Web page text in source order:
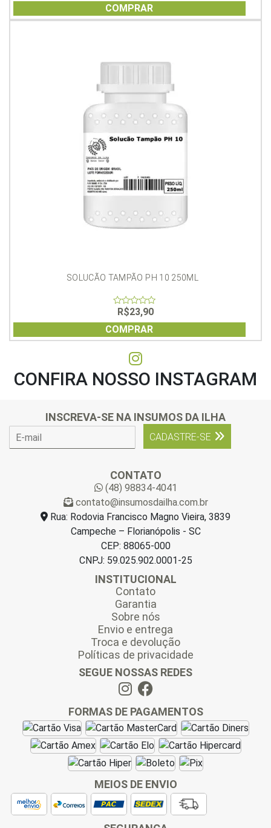
of
5
COMPRAR
SOLUCÃO TAMPÃO PH 10 250ML
of
5
R$23,90
COMPRAR
CONFIRA NOSSO INSTAGRAM
INSCREVA-SE NA INSUMOS DA ILHA
CADASTRE-SE
CONTATO
(48) 98834-4041
contato@insumosdailha.com.br
Rua: Rodovia Francisco Magno Vieira, 3839
Campeche – Florianópolis - SC
CEP: 88065-000
CNPJ: 59.025.902.0001-25
INSTITUCIONAL
Contato
Garantia
Sobre nós
Envio e entrega
Troca e devolução
Políticas de privacidade
SEGUE NOSSAS REDES
FORMAS DE PAGAMENTOS
MEIOS DE ENVIO